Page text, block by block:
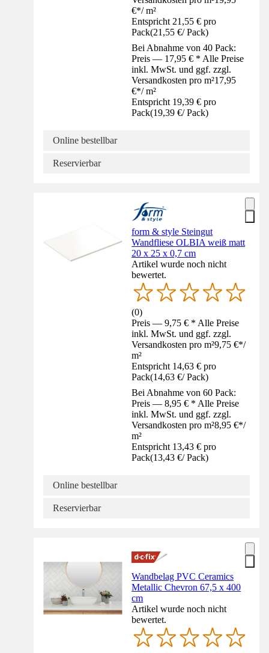
€*/ m²
Entspricht 21,55 € pro
Pack(21,55 €/ Pack)
Bei Abnahme von 40 Pack:
Preis — 17,95 € * Alle Preise
inkl. MwSt. und ggf. zzgl.
Versandkosten pro m²17,95
€*/ m²
Entspricht 19,39 € pro
Pack(19,39 €/ Pack)
Online bestellbar
Reservierbar
form & style Steingut
Wandfliese OLBIA weiß matt
20 x 25 x 0,7 cm
Artikel wurde noch nicht
bewertet.
(0)
Preis — 9,75 € * Alle Preise
inkl. MwSt. und ggf. zzgl.
Versandkosten pro m²9,75 €*/
m²
Entspricht 14,63 € pro
Pack(14,63 €/ Pack)
Bei Abnahme von 60 Pack:
Preis — 8,95 € * Alle Preise
inkl. MwSt. und ggf. zzgl.
Versandkosten pro m²8,95 €*/
m²
Entspricht 13,43 € pro
Pack(13,43 €/ Pack)
Online bestellbar
Reservierbar
Wandbelag PVC Ceramics
Metallic Chevron 67,5 x 400
cm
Artikel wurde noch nicht
bewertet.